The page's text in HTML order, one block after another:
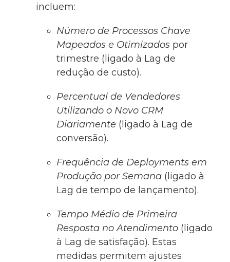
incluem:
Número de Processos Chave
Mapeados e Otimizados por
trimestre (ligado à Lag de
redução de custo).
Percentual de Vendedores
Utilizando o Novo CRM
Diariamente (ligado à Lag de
conversão).
Frequência de Deployments em
Produção por Semana (ligado à
Lag de tempo de lançamento).
Tempo Médio de Primeira
Resposta no Atendimento (ligado
à Lag de satisfação). Estas
medidas permitem ajustes